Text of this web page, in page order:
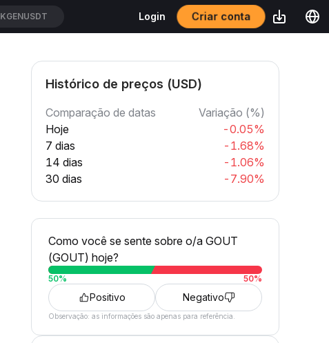
KGENUSDT Login Criar conta
Histórico de preços (USD)
Comparação de datas
Variação (%)
Hoje
-0.05%
7 dias
-1.68%
14 dias
-1.06%
30 dias
-7.90%
Como você se sente sobre o/a GOUT
(GOUT) hoje?
50% 50%
Positivo Negativo
Observação: as informações são apenas para referência.